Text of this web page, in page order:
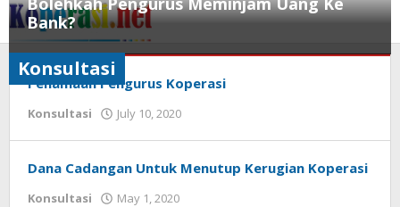
Skip
to
content
Bank?
Konsultasi
Gusbud
Konsultasi
Penamaan Pengurus Koperasi
Konsultasi July 10, 2020
Dana Cadangan Untuk Menutup Kerugian Koperasi
Konsultasi May 1, 2020